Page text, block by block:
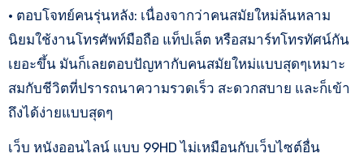
• ตอบโจทย์คนรุ่นหลัง: เนื่องจากว่าคนสมัยใหม่ล้นหลาม
นิยมใช้งานโทรศัพท์มือถือ แท็ปเล็ต หรือสมาร์ทโทรทัศน์กัน
เยอะขึ้น มันก็เลยตอบปัญหากับคนสมัยใหม่แบบสุดๆเหมาะ
สมกับชีวิตที่ปรารถนาความรวดเร็ว สะดวกสบาย และก็เข้า
ถึงได้ง่ายแบบสุดๆ
เว็บ หนังออนไลน์ แบบ 99HD ไม่เหมือนกับเว็บไซต์อื่น